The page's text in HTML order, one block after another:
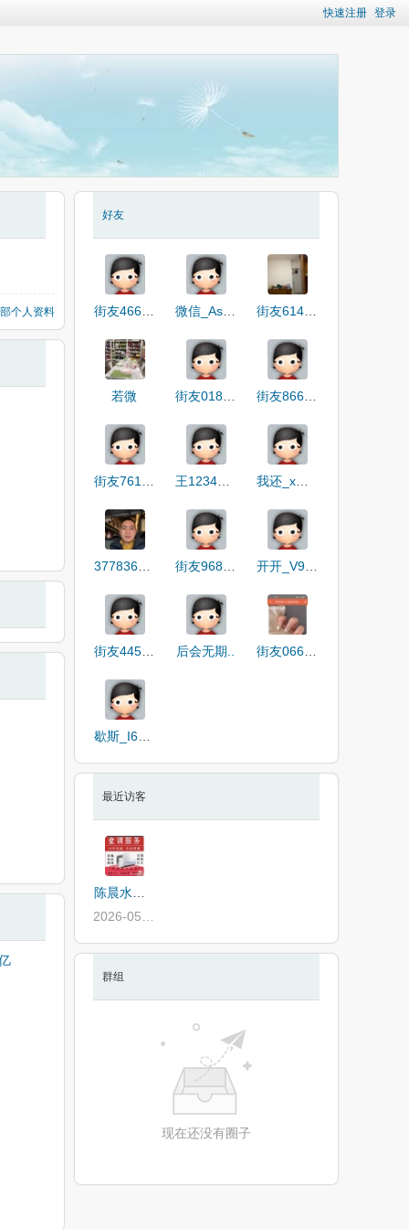
快速注册 登录
个人资料
好友
街友46622610 微信_AsNH2 街友61426148
若微 街友01854929 街友86687696
王12345678 我还_xWPke
3778369537 街友96858482 开开_V9A6e
街友44586455 后会无期.. 街友06641284
歇斯_I61Ku
最近访客
群组
现在还没有圈子